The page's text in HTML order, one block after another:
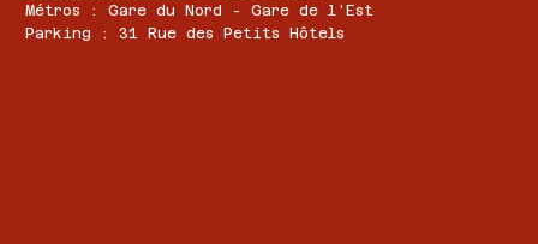
Métros : Gare du Nord - Gare de l'Est
Parking : 31 Rue des Petits Hôtels